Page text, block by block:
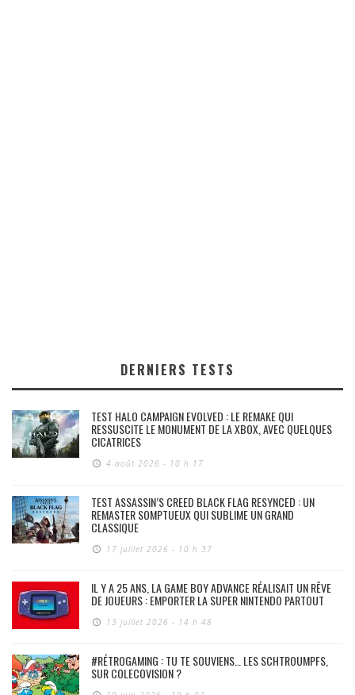
DERNIERS TESTS
TEST HALO CAMPAIGN EVOLVED : LE REMAKE QUI
RESSUSCITE LE MONUMENT DE LA XBOX, AVEC QUELQUES
CICATRICES
4 août 2026 - 10 h 17
TEST ASSASSIN’S CREED BLACK FLAG RESYNCED : UN
REMASTER SOMPTUEUX QUI SUBLIME UN GRAND
CLASSIQUE
17 juillet 2026 - 10 h 37
IL Y A 25 ANS, LA GAME BOY ADVANCE RÉALISAIT UN RÊVE
DE JOUEURS : EMPORTER LA SUPER NINTENDO PARTOUT
13 juillet 2026 - 14 h 48
#RÉTROGAMING : TU TE SOUVIENS… LES SCHTROUMPFS,
SUR COLECOVISION ?